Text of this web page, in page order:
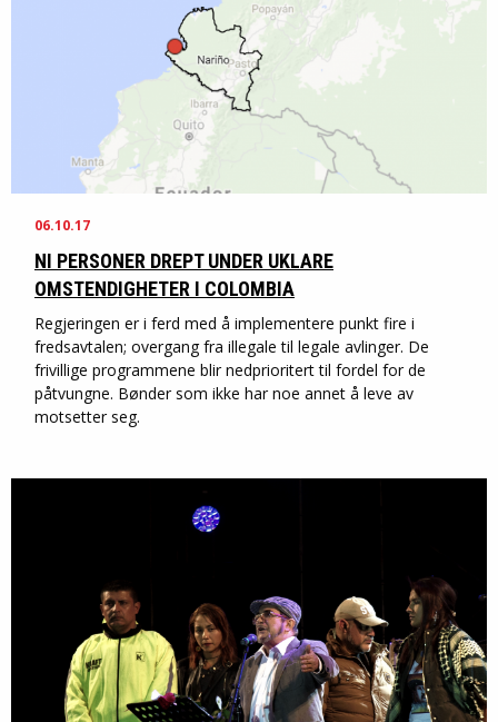
06.10.17
NI PERSONER DREPT UNDER UKLARE
OMSTENDIGHETER I COLOMBIA
Regjeringen er i ferd med å implementere punkt fire i
fredsavtalen; overgang fra illegale til legale avlinger. De
frivillige programmene blir nedprioritert til fordel for de
påtvungne. Bønder som ikke har noe annet å leve av
motsetter seg.